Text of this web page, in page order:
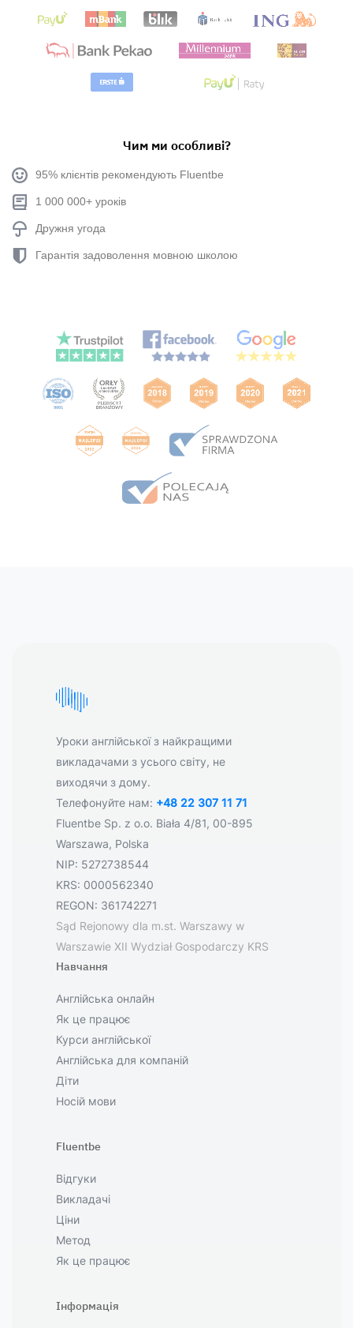
Чим ми особливі?
95% клієнтів рекомендують Fluentbe
1 000 000+ уроків
Дружня угода
Гарантія задоволення мовною школою
Уроки англійської з найкращими
викладачами з усього світу, не
виходячи з дому.
Телефонуйте нам: +48 22 307 11 71
Fluentbe Sp. z o.o. Biała 4/81, 00-895
Warszawa, Polska
NIP: 5272738544
KRS: 0000562340
REGON: 361742271
Sąd Rejonowy dla m.st. Warszawy w
Warszawie XII Wydział Gospodarczy KRS
Навчання
Англійська онлайн
Як це працює
Курси англійської
Англійська для компаній
Діти
Носій мови
Fluentbe
Відгуки
Викладачі
Ціни
Метод
Як це працює
Інформація